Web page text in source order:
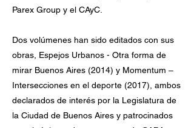
Parex Group y el CAyC.
Dos volúmenes han sido editados con sus
obras, Espejos Urbanos - Otra forma de
mirar Buenos Aires (2014) y Momentum –
Intersecciones en el deporte (2017), ambos
declarados de interés por la Legislatura de
la Ciudad de Buenos Aires y patrocinados